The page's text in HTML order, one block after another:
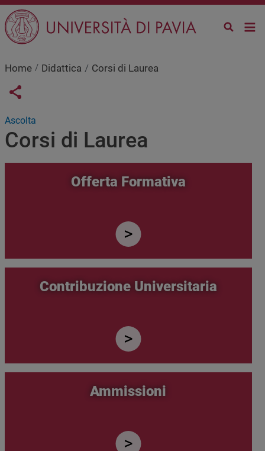
Salta al contenuto principale
Home Didattica Corsi di Laurea
Links condivisione social
Share button
Ascolta
Corsi di Laurea
Offerta Formativa
Contribuzione Universitaria
Ammissioni